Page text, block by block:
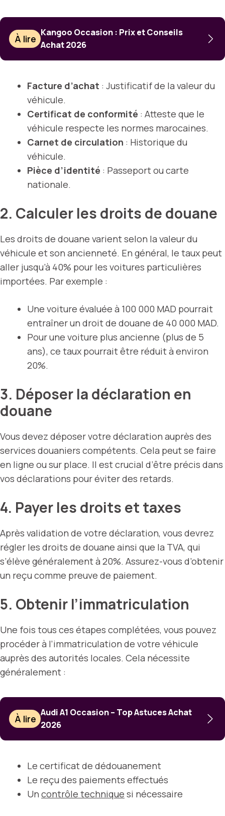
À lire
Kangoo Occasion : Prix et Conseils
Achat 2026
Facture d’achat : Justificatif de la valeur du
véhicule.
Certificat de conformité : Atteste que le
véhicule respecte les normes marocaines.
Carnet de circulation : Historique du
véhicule.
Pièce d’identité : Passeport ou carte
nationale.
2. Calculer les droits de douane
Les droits de douane varient selon la valeur du
véhicule et son ancienneté. En général, le taux peut
aller jusqu’à 40% pour les voitures particulières
importées. Par exemple :
Une voiture évaluée à 100 000 MAD pourrait
entraîner un droit de douane de 40 000 MAD.
Pour une voiture plus ancienne (plus de 5
ans), ce taux pourrait être réduit à environ
20%.
3. Déposer la déclaration en
douane
Vous devez déposer votre déclaration auprès des
services douaniers compétents. Cela peut se faire
en ligne ou sur place. Il est crucial d’être précis dans
vos déclarations pour éviter des retards.
4. Payer les droits et taxes
Après validation de votre déclaration, vous devrez
régler les droits de douane ainsi que la TVA, qui
s’élève généralement à 20%. Assurez-vous d’obtenir
un reçu comme preuve de paiement.
5. Obtenir l’immatriculation
Une fois tous ces étapes complétées, vous pouvez
procéder à l’immatriculation de votre véhicule
auprès des autorités locales. Cela nécessite
généralement :
À lire
Audi A1 Occasion – Top Astuces Achat
2026
Le certificat de dédouanement
Le reçu des paiements effectués
Un contrôle technique si nécessaire